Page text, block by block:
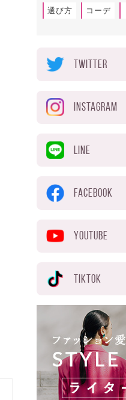
選び方 コーデ
TWITTER
INSTAGRAM
LINE
FACEBOOK
YOUTUBE
TIKTOK